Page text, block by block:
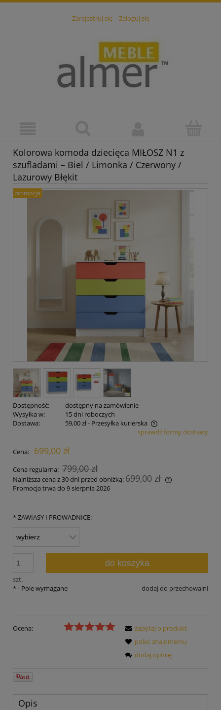
Zarejestruj się Zaloguj się
Kolorowa komoda dziecięca MIŁOSZ N1 z
szufladami – Biel / Limonka / Czerwony /
Lazurowy Błękit
promocja
Dostępność:
dostępny na zamówienie
Wysyłka w:
15 dni roboczych
Dostawa:
59,00 zł- Przesyłka kurierska
Cena nie zawiera ewentualnych kosztów płatnościsprawdź formy dostawy
Cena: 699,00 zł
Cena regularna: 799,00 zł
Najniższa cena z 30 dni przed obniżką:699,00 zł
Promocja trwa do 9 sierpnia 2026
*ZAWIASY I PROWADNICE:
szt.
do koszyka
dodaj do przechowalni
*- Pole wymagane
Ocena:
zapytaj o produkt
poleć znajomemu
dodaj opinię
Opis